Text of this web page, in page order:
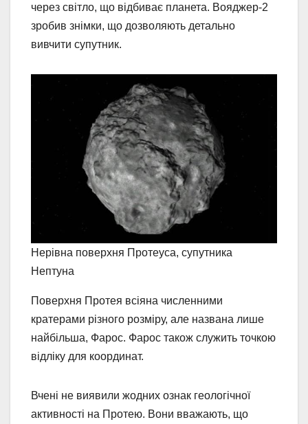
через світло, що відбиває планета. Вояджер-2
зробив знімки, що дозволяють детально
вивчити супутник.
Нерівна поверхня Протеуса, супутника
Нептуна
Поверхня Протея всіяна численними
кратерами різного розміру, але названа лише
найбільша, Фарос. Фарос також служить точкою
відліку для координат.
Вчені не виявили жодних ознак геологічної
активності на Протею. Вони вважають, що